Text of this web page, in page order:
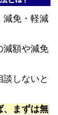
減免・軽減
減額や減免
しないと
、まずは無